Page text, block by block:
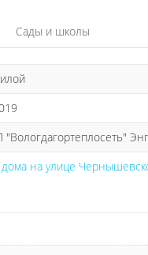
Сады и школы
на улице